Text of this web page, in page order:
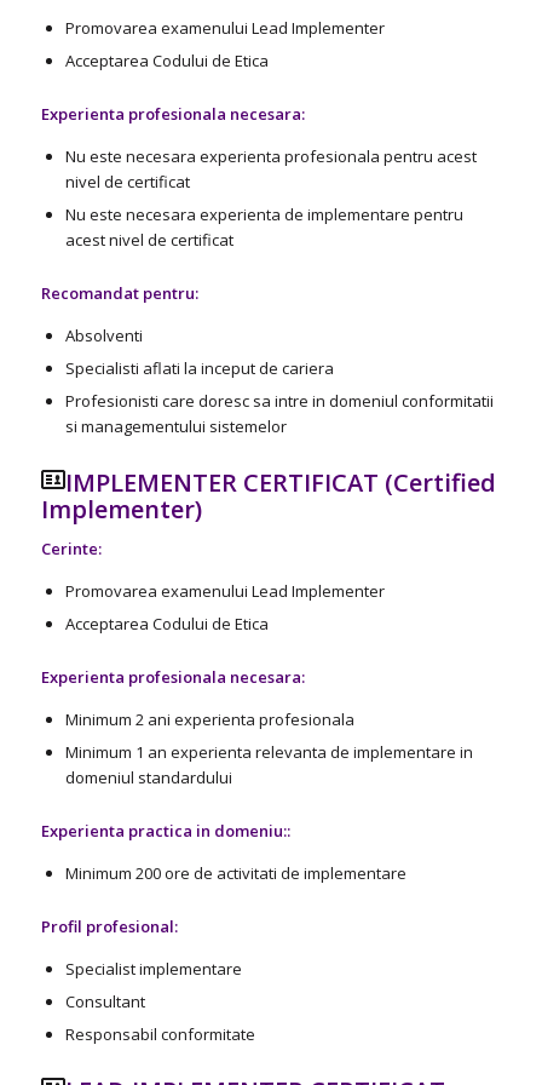
Promovarea examenului Lead Implementer
Acceptarea Codului de Etica
Experienta profesionala necesara:
Nu este necesara experienta profesionala pentru acest
nivel de certificat
Nu este necesara experienta de implementare pentru
acest nivel de certificat
Recomandat pentru:
Absolventi
Specialisti aflati la inceput de cariera
Profesionisti care doresc sa intre in domeniul conformitatii
si managementului sistemelor
IMPLEMENTER CERTIFICAT (Certified
Implementer)
Cerinte:
Promovarea examenului Lead Implementer
Acceptarea Codului de Etica
Experienta profesionala necesara:
Minimum 2 ani experienta profesionala
Minimum 1 an experienta relevanta de implementare in
domeniul standardului
Experienta practica in domeniu::
Minimum 200 ore de activitati de implementare
Profil profesional:
Specialist implementare
Consultant
Responsabil conformitate